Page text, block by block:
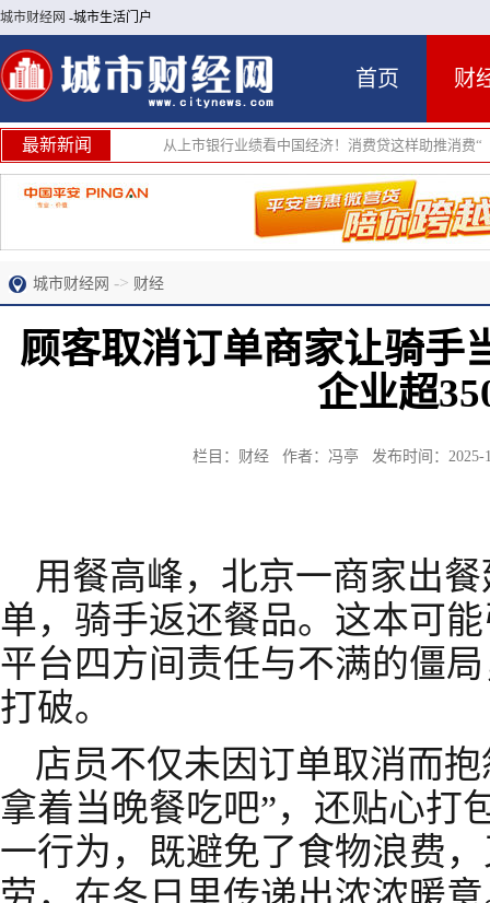
城市财经网 -城市生活门户
首页 财
最新新闻 从上市银行业绩看中国经济！消费贷这样助推消费“
城市财经网 -> 财经
顾客取消订单商家让骑手
企业超
栏目：财经 作者：冯亭 发布时间：2025-
用餐高峰，北京一商家出
单，骑手返还餐品。这本可
平台四方间责任与不满的僵
打破。
店员不仅未因订单取消而
拿着当晚餐吃吧”，还贴心打
一行为，既避免了食物浪费